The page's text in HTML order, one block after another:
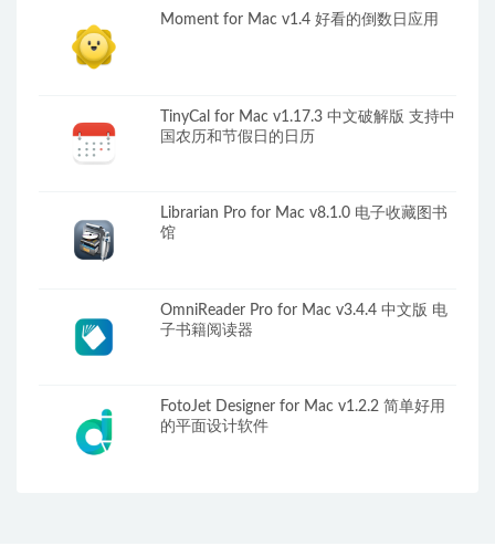
Moment for Mac v1.4 好看的倒数日应用
TinyCal for Mac v1.17.3 中文破解版 支持中
国农历和节假日的日历
Librarian Pro for Mac v8.1.0 电子收藏图书
馆
OmniReader Pro for Mac v3.4.4 中文版 电
子书籍阅读器
FotoJet Designer for Mac v1.2.2 简单好用
的平面设计软件